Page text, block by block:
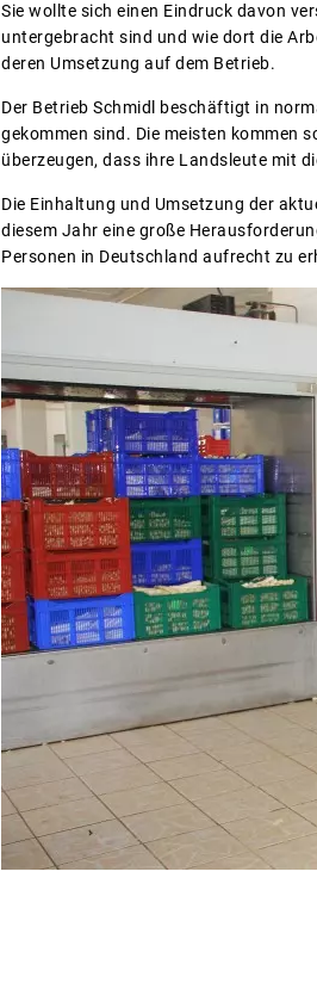
Sie wollte sich einen Eindruck davon
untergebracht sind und wie dort die
deren Umsetzung auf dem Betrieb.
Der Betrieb Schmidl beschäftigt in
gekommen sind. Die meisten kommen
überzeugen, dass ihre Landsleute mit
Die Einhaltung und Umsetzung der
diesem Jahr eine große
Personen in Deutschland aufrecht zu